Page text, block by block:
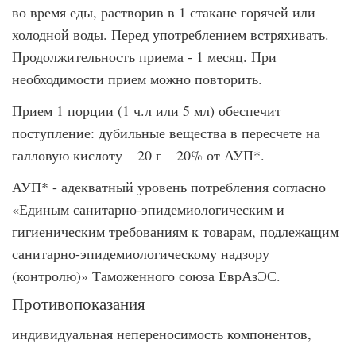
во время еды, растворив в 1 стакане горячей или
холодной воды. Перед употреблением встряхивать.
Продолжительность приема - 1 месяц. При
необходимости прием можно повторить.
Прием 1 порции (1 ч.л или 5 мл) обеспечит
поступление: дубильные вещества в пересчете на
галловую кислоту – 20 г – 20% от АУП*.
АУП* - адекватный уровень потребления согласно
«Единым санитарно-эпидемиологическим и
гигиеническим требованиям к товарам, подлежащим
санитарно-эпидемиологическому надзору
(контролю)» Таможенного союза ЕврАзЭС.
Противопоказания
индивидуальная непереносимость компонентов,